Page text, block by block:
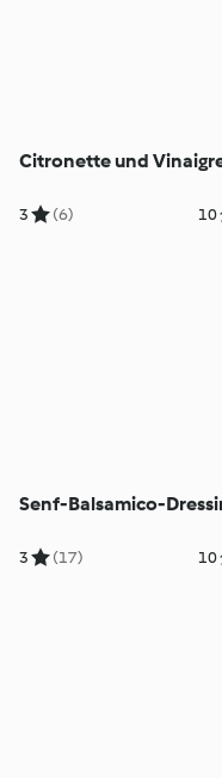
Citronette und
3 (6) 10
Senf-Balsamico-
3 (17) 10